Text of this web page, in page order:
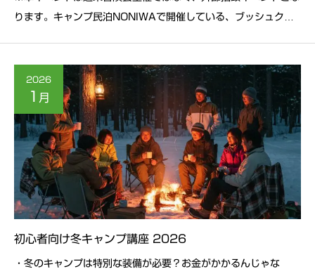
ります。キャンプ民泊NONIWAで開催している、ブッシュクラ
わせで一晩を過ごす、真冬のチャレンジです！詳細
2026
1 月
初心者向け冬キャンプ講座 2026
・冬のキャンプは特別な装備が必要？お金がかかるんじゃな